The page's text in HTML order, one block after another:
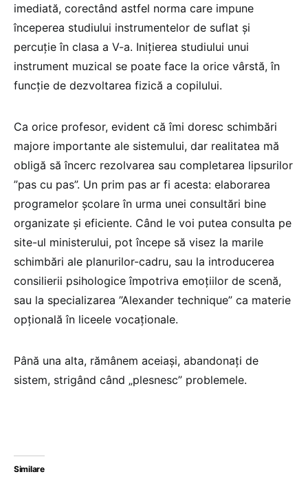
imediată, corectând astfel norma care impune
începerea studiului instrumentelor de suflat și
percuție în clasa a V-a. Inițierea studiului unui
instrument muzical se poate face la orice vârstă, în
funcție de dezvoltarea fizică a copilului.
Ca orice profesor, evident că îmi doresc schimbări
majore importante ale sistemului, dar realitatea mă
obligă să încerc rezolvarea sau completarea lipsurilor
”pas cu pas”. Un prim pas ar fi acesta: elaborarea
programelor școlare în urma unei consultări bine
organizate și eficiente. Când le voi putea consulta pe
site-ul ministerului, pot începe să visez la marile
schimbări ale planurilor-cadru, sau la introducerea
consilierii psihologice împotriva emoțiilor de scenă,
sau la specializarea ”Alexander technique” ca materie
opțională în liceele vocaționale.
Până una alta, rămânem aceiași, abandonați de
sistem, strigând când „plesnesc” problemele.
Similare